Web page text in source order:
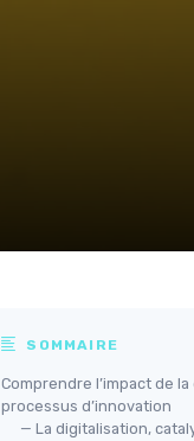
SOMMAIRE
Comprendre l’impact de
processus d’innovation
— La digitalisation,